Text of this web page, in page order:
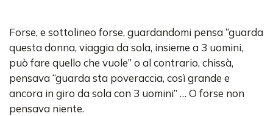
Forse, e sottolineo forse, guardandomi pensa “guarda
questa donna, viaggia da sola, insieme a 3 uomini,
può fare quello che vuole” o al contrario, chissà,
pensava “guarda sta poveraccia, così grande e
ancora in giro da sola con 3 uomini” … O forse non
pensava niente.